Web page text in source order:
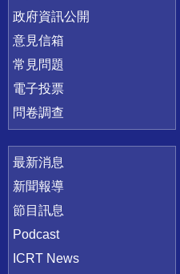
政府資訊公開
意見信箱
常見問題
電子投票
問卷調查
最新消息
新聞報導
節目訊息
Podcast
ICRT News